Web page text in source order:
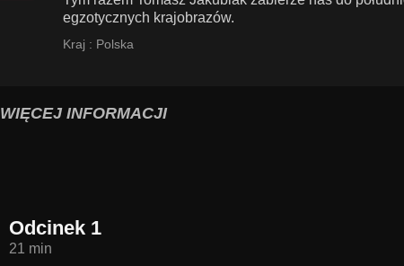
egzotycznych krajobrazów.
Kraj : Polska
WIĘCEJ INFORMACJI
Odcinek 1
21 min